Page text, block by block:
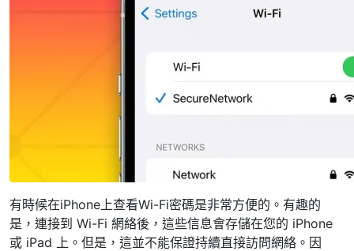
有時候在iPhone上查看Wi-Fi密碼是非常方便的。有趣的
是，連接到 Wi-Fi 網絡後，這些信息會存儲在您的 iPhone
或 iPad 上。但是，這並不能保證持續直接訪問網絡。因